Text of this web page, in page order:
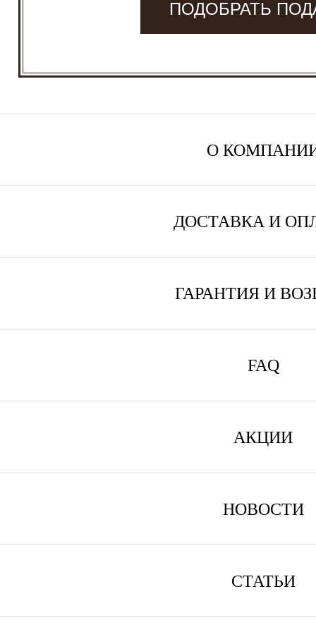
ПОДОБРАТЬ
О
ДОСТАВКА И
ГАРАНТИЯ И
FAQ
АКЦИИ
НОВОСТИ
СТАТЬИ